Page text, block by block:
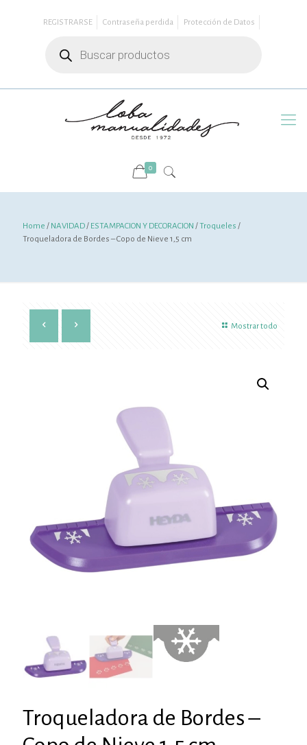
REGISTRARSE Contraseña perdida
Protección de Datos
productos
0
Home / NAVIDAD/ ESTAMPACION Y DECORACION /Troqueles /
Troqueladora de Bordes – Copo de Nieve 1,5 cm
Mostrar todo
Troqueladora de Bordes –